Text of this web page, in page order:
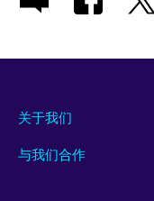
关于我们
与我们合作